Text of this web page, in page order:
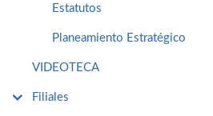
Estatutos
Planeamiento Estratégico
VIDEOTECA
Filiales